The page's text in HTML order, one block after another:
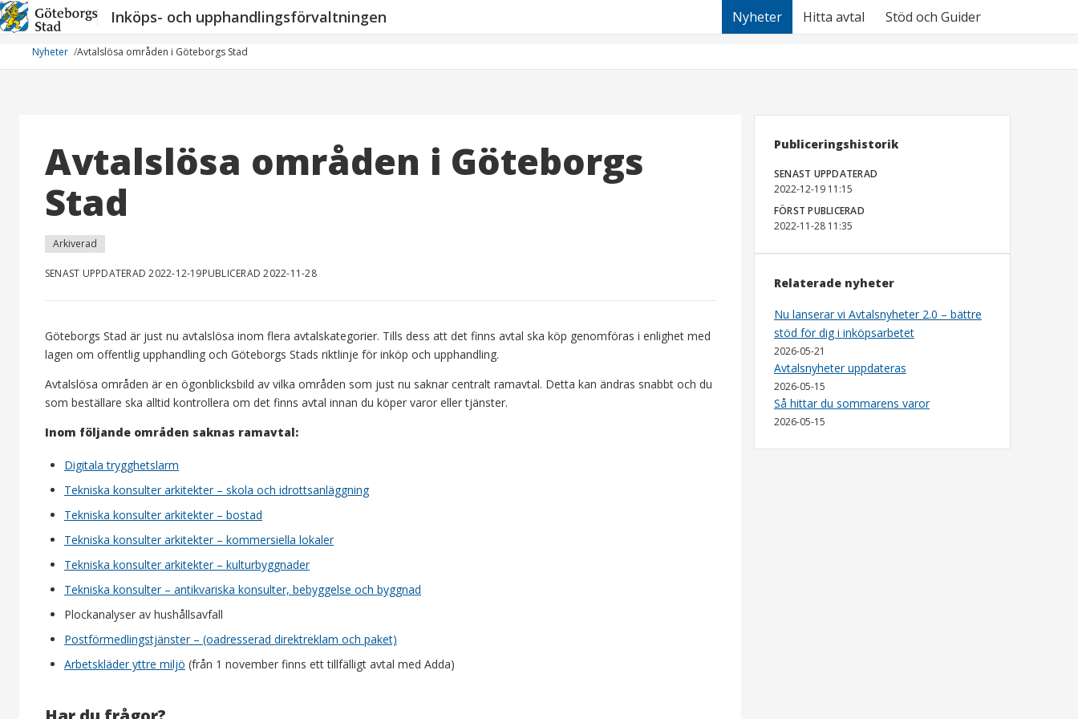
Hoppa
till
innehåll
Inköps- och upphandlingsförvaltningen Nyheter Hitta avtal Stöd och Guider
Nyheter Avtalslösa områden i Göteborgs Stad
Avtalslösa områden i Göteborgs
Stad
Arkiverad
SENAST UPPDATERAD 2022-12-19PUBLICERAD 2022-11-28
Göteborgs Stad är just nu avtalslösa inom flera avtalskategorier. Tills dess att det finns avtal ska köp genomföras i enlighet med
lagen om offentlig upphandling och Göteborgs Stads riktlinje för inköp och upphandling.
Avtalslösa områden är en ögonblicksbild av vilka områden som just nu saknar centralt ramavtal. Detta kan ändras snabbt och du
som beställare ska alltid kontrollera om det finns avtal innan du köper varor eller tjänster.
Inom följande områden saknas ramavtal:
Digitala trygghetslarm
Tekniska konsulter arkitekter – skola och idrottsanläggning
Tekniska konsulter arkitekter – bostad
Tekniska konsulter arkitekter – kommersiella lokaler
Tekniska konsulter arkitekter – kulturbyggnader
Tekniska konsulter – antikvariska konsulter, bebyggelse och byggnad
Plockanalyser av hushållsavfall
Postförmedlingstjänster – (oadresserad direktreklam och paket)
Arbetskläder yttre miljö (från 1 november finns ett tillfälligt avtal med Adda)
Publiceringshistorik
SENAST UPPDATERAD
2022-12-19 11:15
FÖRST PUBLICERAD
2022-11-28 11:35
Relaterade nyheter
Nu lanserar vi Avtalsnyheter 2.0 – bättre
stöd för dig i inköpsarbetet
2026-05-21
Avtalsnyheter uppdateras
2026-05-15
Så hittar du sommarens varor
2026-05-15